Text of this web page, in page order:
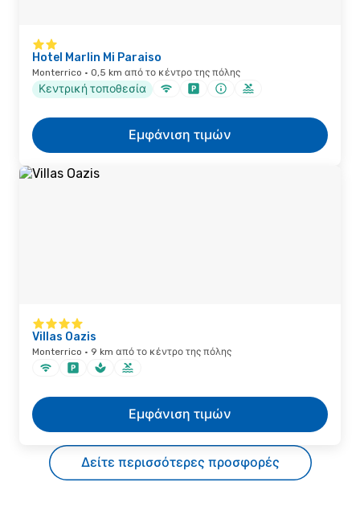
Hotel Marlin Mi Paraiso
Monterrico · 0,5 km από το κέντρο της πόλης
Κεντρική τοποθεσία
Εμφάνιση τιμών
Villas Oazis
Monterrico · 9 km από το κέντρο της πόλης
Εμφάνιση τιμών
Δείτε περισσότερες προσφορές